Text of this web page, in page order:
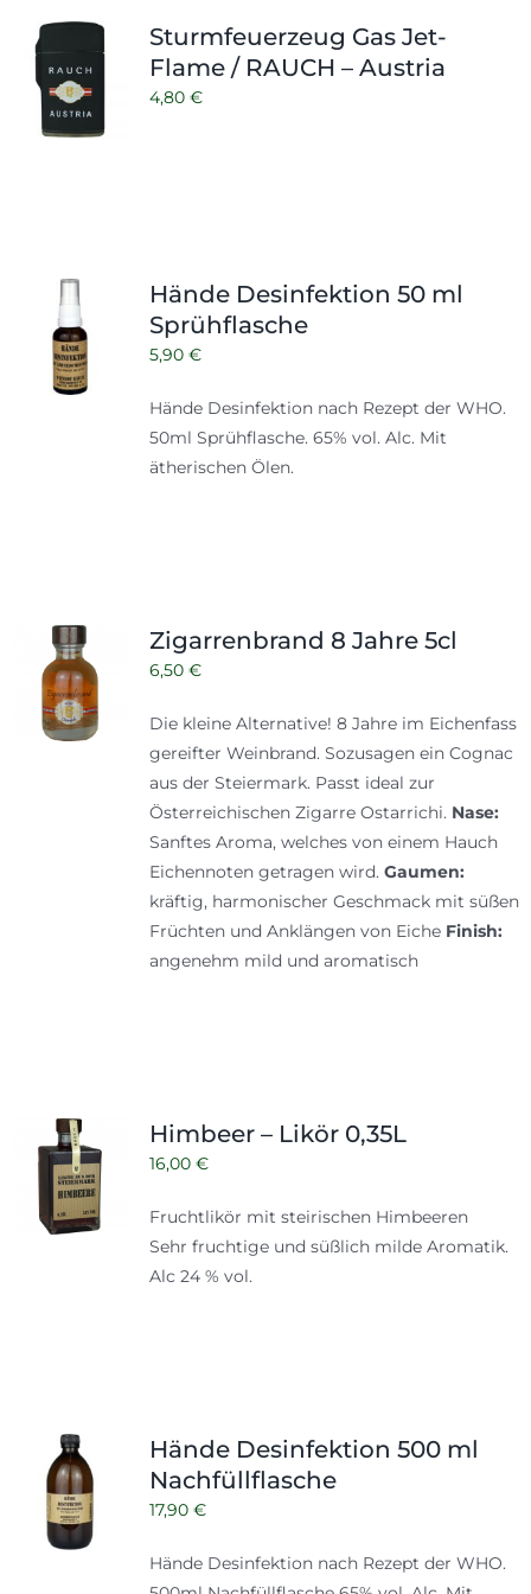
Kontakt
Tabak
Zubehör
Sturmfeuerzeug Gas Jet-
Flame / RAUCH – Austria
4,80 €
Hände Desinfektion 50 ml
Sprühflasche
5,90 €
Hände Desinfektion nach Rezept der WHO.
50ml Sprühflasche. 65% vol. Alc. Mit
ätherischen Ölen.
Zigarrenbrand 8 Jahre 5cl
6,50 €
Die kleine Alternative! 8 Jahre im Eichenfass
gereifter Weinbrand. Sozusagen ein Cognac
aus der Steiermark. Passt ideal zur
Österreichischen Zigarre Ostarrichi. Nase:
Sanftes Aroma, welches von einem Hauch
Eichennoten getragen wird. Gaumen:
kräftig, harmonischer Geschmack mit süßen
Früchten und Anklängen von Eiche Finish:
angenehm mild und aromatisch
Himbeer – Likör 0,35L
16,00 €
Fruchtlikör mit steirischen Himbeeren
Sehr fruchtige und süßlich milde Aromatik.
Alc 24 % vol.
Hände Desinfektion 500 ml
Nachfüllflasche
17,90 €
Hände Desinfektion nach Rezept der WHO.